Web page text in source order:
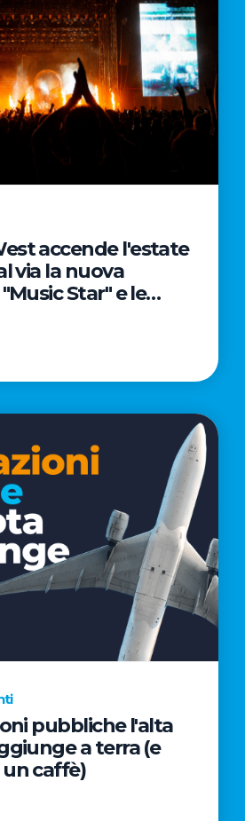
accende l'estate
via la nuova
Star" e le
partnership con
Live Nation
pubbliche l'alta
a terra (e
caffè)